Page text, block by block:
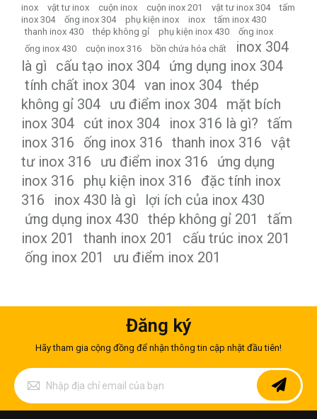
inox
vật tư inox cuộn inox cuộn inox 201 vật tư inox 304
tấm
inox 304
ống inox 304 phụ kiện inox inox
tấm inox 430
thanh inox 430
thép không gỉ phụ kiện inox 430
ống inox
ống inox 430
cuộn inox 316 bồn chứa hóa chất
inox 304
là gì
cấu tạo inox 304 ứng dụng inox 304
tính chất inox 304 van inox 304 thép
không gỉ 304 ưu điểm inox 304 mặt bích
inox 304 cút inox 304 inox 316 là gì? tấm
inox 316
ống inox 316 thanh inox 316 vật
tư inox 316
ưu điểm inox 316
ứng dụng
inox 316
phụ kiện inox 316
đặc tính inox
316
inox 430 là gì
lợi ích của inox 430
ứng dụng inox 430 thép không gỉ 201
tấm
inox 201
thanh inox 201
cấu trúc inox 201
ống inox 201
ưu điểm inox 201
Đăng ký
Hãy tham gia cộng đồng để nhận thông tin cập nhật đầu tiên!
Đăng
ký
để
nhận